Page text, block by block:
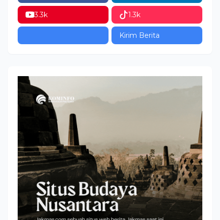
3.3k 1.3k
Kirim Berita